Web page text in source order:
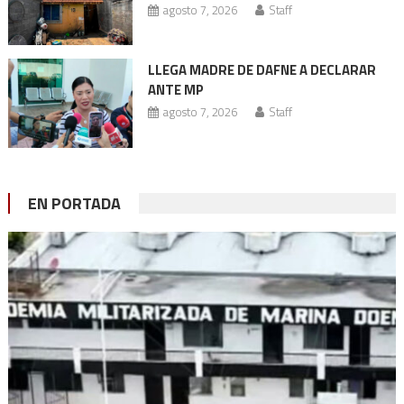
agosto 7, 2026 Staff
LLEGA MADRE DE DAFNE A DECLARAR
ANTE MP
agosto 7, 2026 Staff
EN PORTADA